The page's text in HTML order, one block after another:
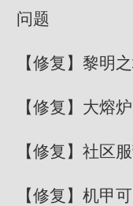
问题
【修复】黎明
【修复】大熔
【修复】社区
【修复】机甲